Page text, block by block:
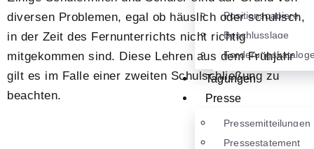
Positionspapiere
Beschlusslage
Tagungen
Presse
Pressemitteilungen
Pressestatement
diversen Problemen, egal ob häuslich oder schulisch,
in der Zeit des Fernunterrichts nicht richtig
mitgekommen sind. Diese Lehren aus dem Frühjahr
gilt es im Falle einer zweiten Schulschließung zu
beachten.